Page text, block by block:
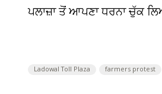
ਪਲਾਜ਼ਾ ਤੋਂ ਆਪਣਾ ਧਰਨਾ ਚੁੱਕ
Ladowal Toll Plaza farmers protest